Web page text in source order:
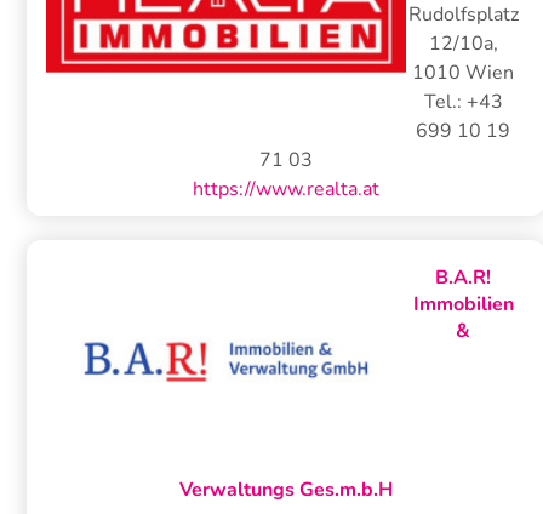
Rudolfsplatz
12/10a,
1010 Wien
Tel.: +43
699 10 19
71 03
https://www.realta.at
B.A.R!
Immobilien
&
Verwaltungs Ges.m.b.H